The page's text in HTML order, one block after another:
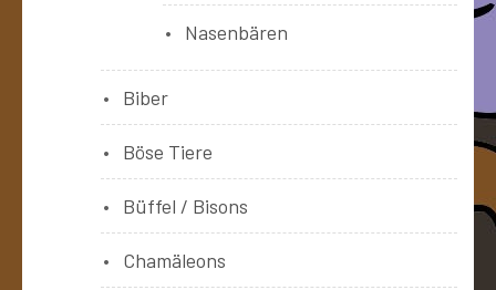
Nasenbären
Biber
Böse Tiere
Büffel / Bisons
Chamäleons